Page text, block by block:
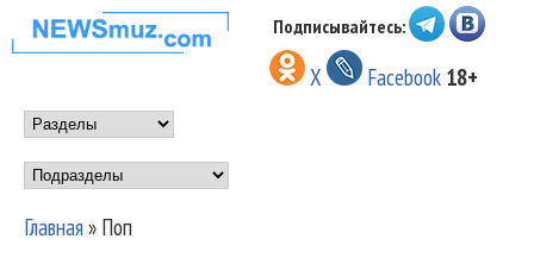
Перейти к основному
содержанию
НОВОСТИ
МУЗЫКИ И
ШОУ БИЗНЕСА
NEWSMUZ.COM
Подписывайтесь:
X Facebook 18+
Main menu
Подразделы
Главная» Поп